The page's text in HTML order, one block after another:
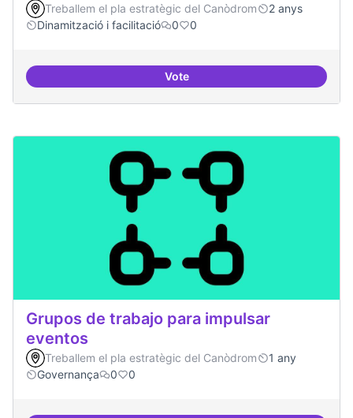
Treballem el pla estratègic del Canòdrom
2 anys
Dinamització i facilitació
0 0
VoteHabitar la plaça
Grupos de trabajo para impulsar
eventos
Treballem el pla estratègic del Canòdrom
1 any
Governança
0 0